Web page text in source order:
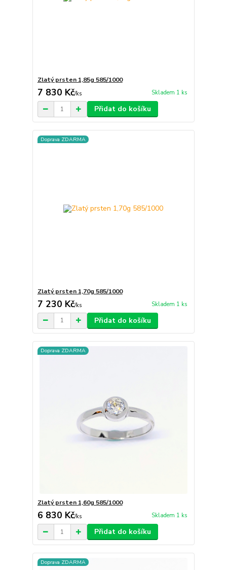
Zlatý prsten 1,85g 585/1000
7 830 Kč/ks Skladem 1 ks
Přidat do košíku
Doprava ZDARMA
Zlatý prsten 1,70g 585/1000
7 230 Kč/ks Skladem 1 ks
Přidat do košíku
Doprava ZDARMA
Zlatý prsten 1,60g 585/1000
6 830 Kč/ks Skladem 1 ks
Přidat do košíku
Doprava ZDARMA